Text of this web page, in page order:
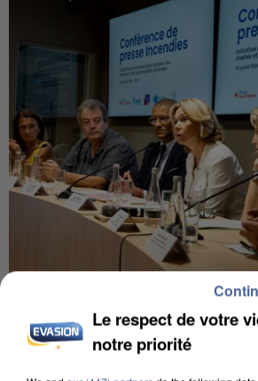
INCENDIES : L’ÎLE-DE-FRANCE
DE SOLIDARITÉ AVEC LES...
Le respect de votre
notre priorité